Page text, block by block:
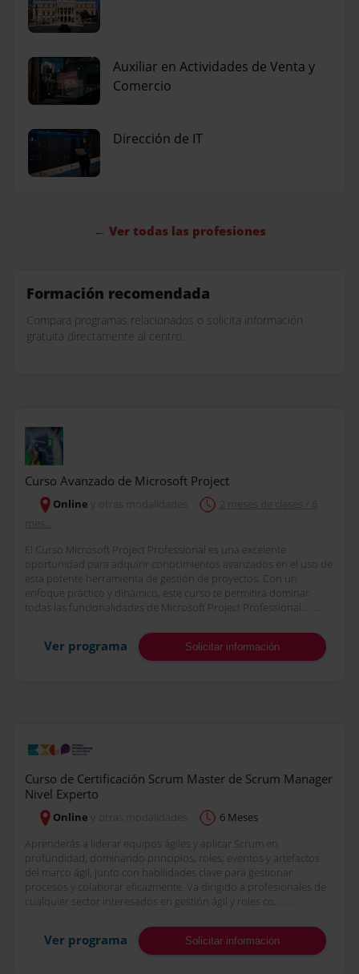
Auxiliar en Actividades de Venta y
Comercio
Dirección de IT
← Ver todas las profesiones
Formación recomendada
Compara programas relacionados o solicita información
gratuita directamente al centro.
Curso Avanzado de Microsoft Project
Online
El Curso Microsoft Project Professional es una excelente
oportunidad para adquirir conocimientos avanzados en el uso de
esta potente herramienta de gestión de proyectos. Con un
enfoque práctico y dinámico, este curso te permitirá dominar
todas las funcionalidades de Microsoft Project Professional... ....
Ver programa Solicitar información
Curso de Certificación Scrum Master de Scrum Manager
Nivel Experto
Online
6 Meses
Aprenderás a liderar equipos ágiles y aplicar Scrum en
profundidad, dominando principios, roles, eventos y artefactos
del marco ágil, junto con habilidades clave para gestionar
procesos y colaborar eficazmente. Va dirigido a profesionales de
cualquier sector interesados en gestión ágil y roles co... ....
Ver programa Solicitar información